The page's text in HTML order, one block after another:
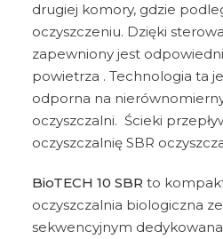
drugiej komory, gdzie
oczyszczeniu. Dzięki
zapewniony jest
powietrza . Technologia ta
odporna na
oczyszczalni. Ścieki
oczyszczalnię SBR
BioTECH 10 SBR to
oczyszczalnia biologiczna
sekwencyjnym